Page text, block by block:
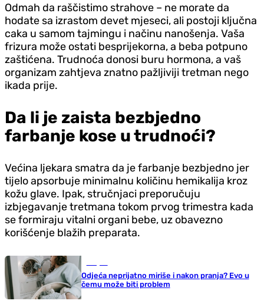
Odmah da raščistimo strahove – ne morate da
hodate sa izrastom devet mjeseci, ali postoji ključna
caka u samom tajmingu i načinu nanošenja. Vaša
frizura može ostati besprijekorna, a beba potpuno
zaštićena. Trudnoća donosi buru hormona, a vaš
organizam zahtjeva znatno pažljiviji tretman nego
ikada prije.
Da li je zaista bezbjedno
farbanje kose u trudnoći?
Većina ljekara smatra da je farbanje bezbjedno jer
tijelo apsorbuje minimalnu količinu hemikalija kroz
kožu glave. Ipak, stručnjaci preporučuju
izbjegavanje tretmana tokom prvog trimestra kada
se formiraju vitalni organi bebe, uz obavezno
korišćenje blažih preparata.
Odjeća neprijatno miriše i nakon pranja? Evo u
čemu može biti problem